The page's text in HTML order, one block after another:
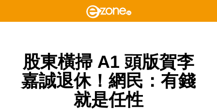
股東橫掃 A1 頭版賀李
嘉誠退休！網民：有錢
就是任性